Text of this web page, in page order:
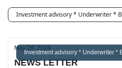
Investment advisory * Underwriter *
Investment advisory * Underwriter *
May 26, 2026
NEWS LETTER